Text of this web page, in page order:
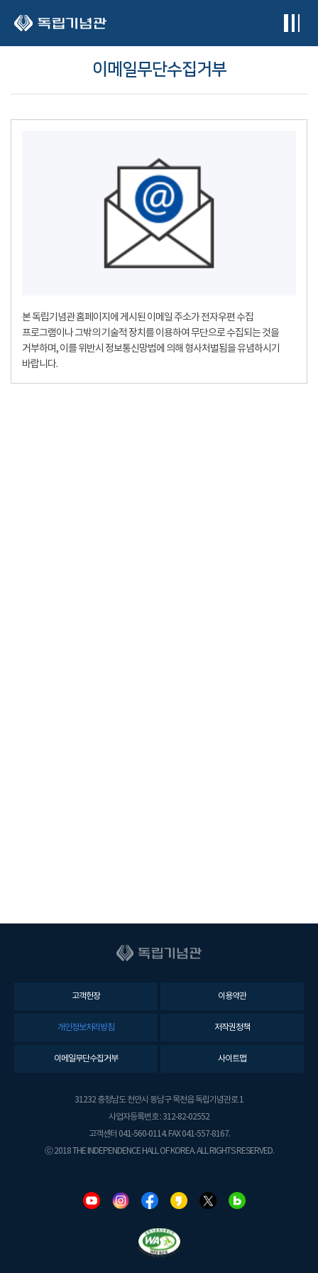
이메일무단수집거부
본 독립기념관 홈페이지에 게시된 이메일 주소가 전자우편 수집
프로그램이나 그밖의 기술적 장치를 이용하여 무단으로 수집되는 것을
거부하며, 이를 위반시 정보통신망법에 의해 형사처벌됨을 유념하시기
바랍니다.
고객헌장 이용약관
개인정보처리방침 저작권정책
이메일무단수집거부 사이트맵
31232 충청남도 천안시 동남구 목천읍 독립기념관로 1
사업자등록번호 : 312-82-02552
고객센터 041-560-0114. FAX 041-557-8167.
ⓒ 2018 THE INDEPENDENCE HALL OF KOREA. ALL RIGHTS RESERVED.